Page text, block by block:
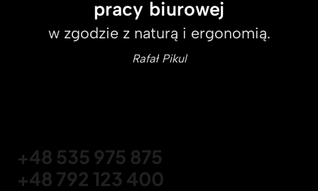
pracy biurowej
w zgodzie z naturą i ergonomią.
Rafał Pikul
+48 535 975 875
+48 792 123 400